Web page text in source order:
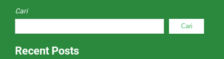
Cari
Cari
Recent Posts